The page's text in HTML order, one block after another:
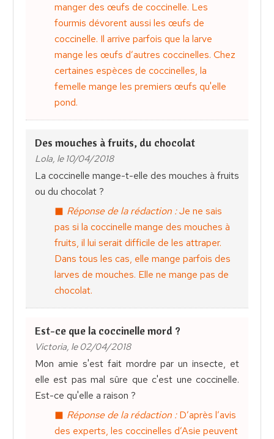
manger des œufs de coccinelle. Les
fourmis dévorent aussi les œufs de
coccinelle. Il arrive parfois que la larve
mange les œufs d’autres coccinelles. Chez
certaines espèces de coccinelles, la
femelle mange les premiers œufs qu'elle
pond.
Des mouches à fruits, du chocolat
Lola, le 10/04/2018
La coccinelle mange-t-elle des mouches à fruits
ou du chocolat ?
Réponse de la rédaction :Je ne sais
pas si la coccinelle mange des mouches à
fruits, il lui serait difficile de les attraper.
Dans tous les cas, elle mange parfois des
larves de mouches. Elle ne mange pas de
chocolat.
Est-ce que la coccinelle mord ?
Victoria, le 02/04/2018
Mon amie s'est fait mordre par un insecte, et
elle est pas mal sûre que c'est une coccinelle.
Est-ce qu'elle a raison ?
Réponse de la rédaction :D’après l’avis
des experts, les coccinelles d’Asie peuvent